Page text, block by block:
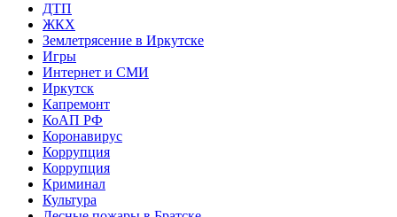
ДТП
ЖКХ
Землетрясение в Иркутске
Игры
Интернет и СМИ
Иркутск
Капремонт
КоАП РФ
Коронавирус
Коррупция
Коррупция
Криминал
Культура